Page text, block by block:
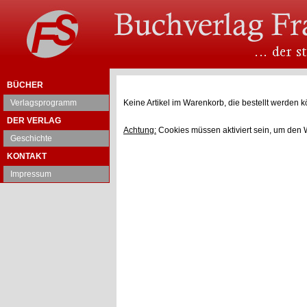
BÜCHER
Verlagsprogramm
DER VERLAG
Geschichte
KONTAKT
Impressum
Keine Artikel im Warenkorb, die bestellt werden
Achtung: Cookies müssen aktiviert sein, um den